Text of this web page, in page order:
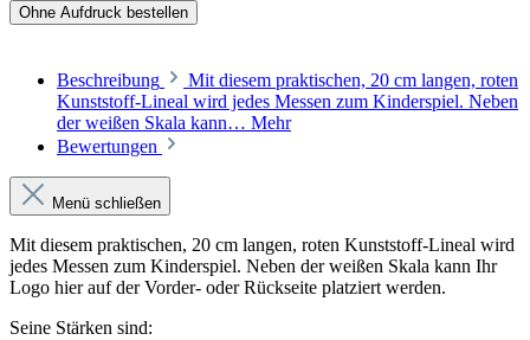
Ohne Aufdruck bestellen
Beschreibung
Mit diesem praktischen, 20 cm langen, roten
Kunststoff-Lineal wird jedes Messen zum Kinderspiel. Neben
der weißen Skala kann… Mehr
Bewertungen
Menü schließen
Mit diesem praktischen, 20 cm langen, roten Kunststoff-Lineal wird
jedes Messen zum Kinderspiel. Neben der weißen Skala kann Ihr
Logo hier auf der Vorder- oder Rückseite platziert werden.
Seine Stärken sind: